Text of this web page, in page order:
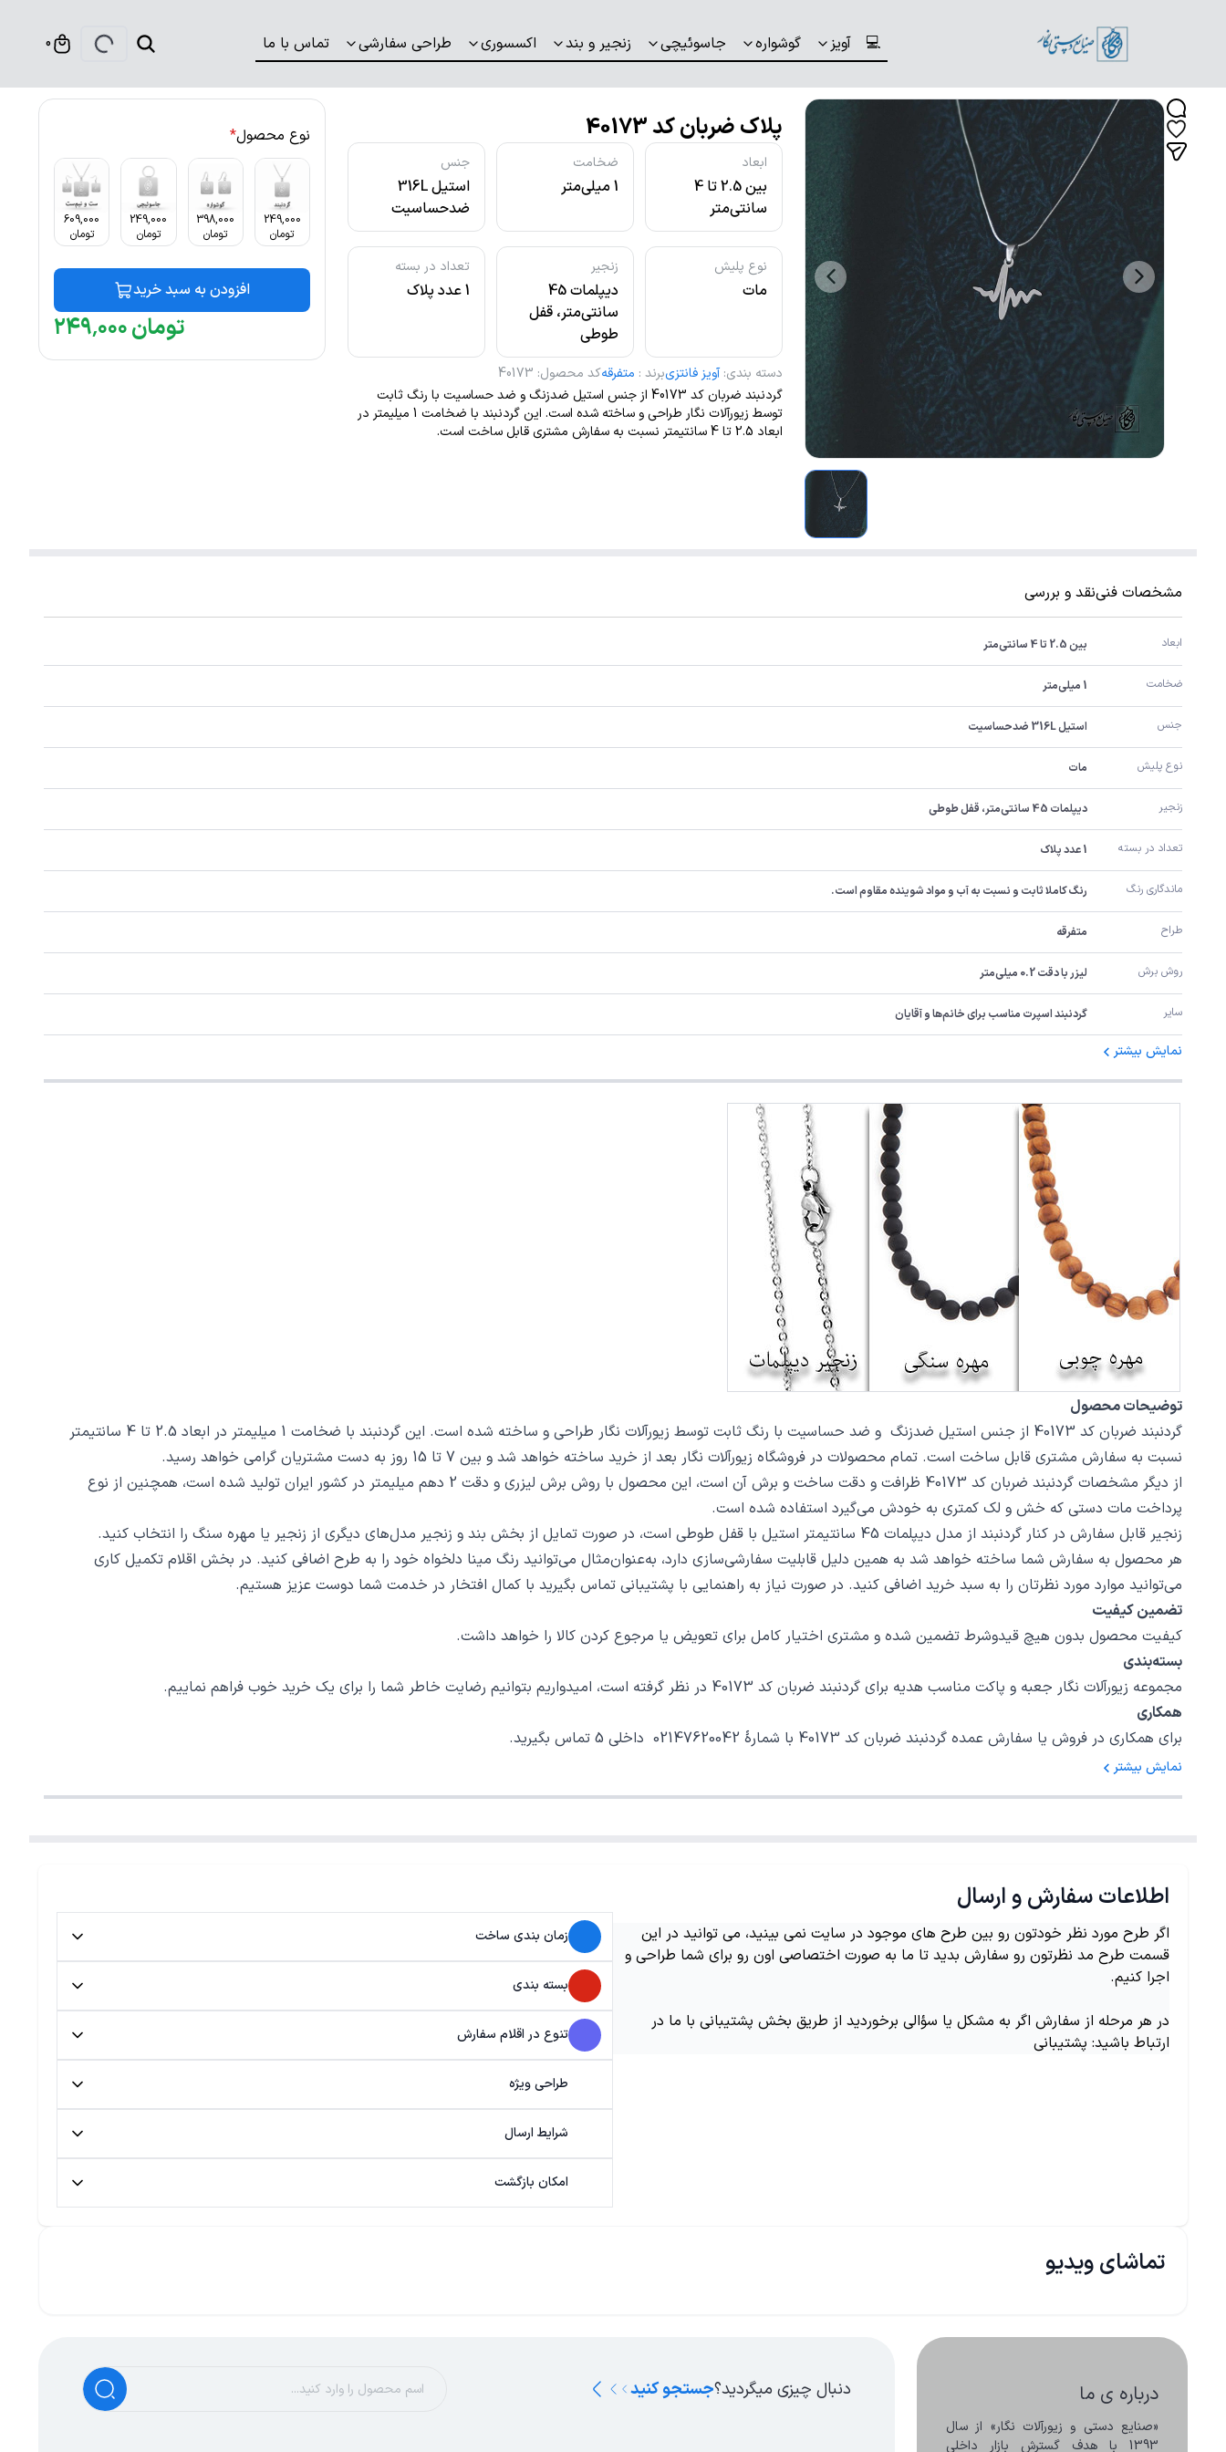
💻 آویز گوشواره جاسوئیچی زنجیر و بند اکسسوری طراحی سفارشی تماس با ما 0
پلاک ضربان کد 40173
ابعاد
بین 2.5 تا 4
سانتی‌متر
ضخامت
1 میلی‌متر
جنس
استیل 316L
ضدحساسیت
نوع پلیش
مات
زنجیر
دیپلمات 45
سانتی‌متر، قفل
طوطی
تعداد در بسته
1 عدد پلاک
دسته بندی: آویز فانتزیبرند : متفرقهکد محصول:
40173
گردنبند ضربان کد 40173 از جنس استیل ضدزنگ و ضد حساسیت با رنگ ثابت
توسط زیورآلات نگار طراحی و ساخته شده است. این گردنبند با ضخامت 1 میلیمتر در
ابعاد 2.5 تا 4 سانتیمتر نسبت به سفارش مشتری قابل ساخت است.
نوع محصول*
249,000
تومان
398,000
تومان
249,000
تومان
609,000
تومان
افزودن به سبد خرید
۲۴۹٬۰۰۰تومان
مشخصات فنینقد و بررسی
ابعاد بین 2.5 تا 4 سانتی‌متر
ضخامت 1 میلی‌متر
جنس استیل 316L ضدحساسیت
نوع پلیش مات
زنجیر دیپلمات 45 سانتی‌متر، قفل طوطی
تعداد در بسته 1 عدد پلاک
ماندگاری رنگ رنگ کاملا ثابت و نسبت به آب و مواد شوینده مقاوم است.
طراح متفرقه
روش برش لیزر با دقت 0.2 میلی‌متر
سایر گردنبند اسپرت مناسب برای خانم‌ها و آقایان
نمایش بیشتر
توضیحات محصول
گردنبند ضربان کد 40173 از جنس استیل ضدزنگ و ضد حساسیت با رنگ ثابت توسط زیورآلات نگار طراحی و ساخته شده است. این گردنبند با ضخامت 1 میلیمتر در ابعاد 2.5 تا 4 سانتیمتر
نسبت به سفارش مشتری قابل ساخت است. تمام محصولات در فروشگاه زیورآلات نگار بعد از خرید ساخته خواهد شد و بین 7 تا 15 روز به دست مشتریان گرامی خواهد رسید.
از دیگر مشخصات گردنبند ضربان کد 40173 ظرافت و دقت ساخت و برش آن است، این محصول با روش برش لیزری و دقت 2 دهم میلیمتر در کشور ایران تولید شده است، همچنین از نوع
پرداخت مات دستی که خش و لک کمتری به خودش می‌گیرد استفاده شده است.
زنجیر قابل سفارش در کنار گردنبند از مدل دیپلمات 45 سانتیمتر استیل با قفل طوطی است، در صورت تمایل از بخش بند و زنجیر مدل‌های دیگری از زنجیر یا مهره سنگ را انتخاب کنید.
هر محصول به سفارش شما ساخته خواهد شد به همین دلیل قابلیت سفارشی‌سازی دارد، به‌عنوان‌مثال می‌توانید رنگ مینا دلخواه خود را به طرح اضافی کنید. در بخش اقلام تکمیل کاری
می‌توانید موارد مورد نظرتان را به سبد خرید اضافی کنید. در صورت نیاز به راهنمایی با پشتیبانی تماس بگیرید با کمال افتخار در خدمت شما دوست عزیز هستیم.
تضمین کیفیت
کیفیت محصول بدون هیچ قیدوشرط تضمین شده و مشتری اختیار کامل برای تعویض یا مرجوع کردن کالا را خواهد داشت.
بسته‌بندی
مجموعه زیورآلات نگار جعبه و پاکت مناسب هدیه برای گردنبند ضربان کد 40173 در نظر گرفته است، امیدواریم بتوانیم رضایت خاطر شما را برای یک خرید خوب فراهم نماییم.
همکاری
برای همکاری در فروش یا سفارش عمده گردنبند ضربان کد 40173 با شمارهٔ 02147620042 داخلی 5 تماس بگیرید.
نمایش بیشتر
اطلاعات سفارش و ارسال
اگر طرح مورد نظر خودتون رو بین طرح های موجود در سایت نمی بینید، می توانید در این
قسمت طرح مد نظرتون رو سفارش بدید تا ما به صورت اختصاصی اون رو برای شما طراحی و
اجرا کنیم.
در هر مرحله از سفارش اگر به مشکل یا سؤالی برخوردید از طریق بخش پشتیبانی با ما در
ارتباط باشید: پشتیبانی
زمان بندی ساخت
بسته بندی
تنوع در اقلام سفارش
طراحی ویژه
شرایط ارسال
امکان بازگشت
تماشای ویدیو
درباره ی ما دنبال چیزی میگردید؟جستجو کنید